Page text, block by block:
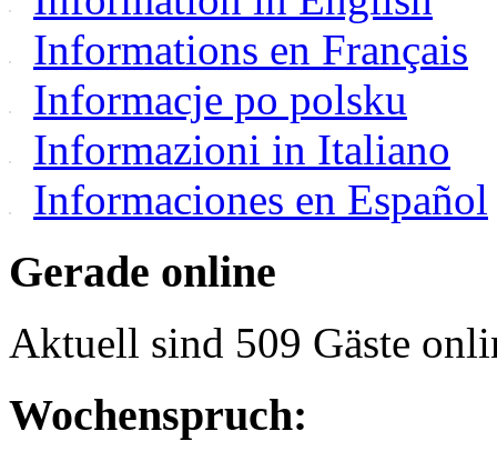
Informations en Français
Informacje po polsku
Informazioni in Italiano
Informaciones en Español
Gerade online
Aktuell sind 509 Gäste
Wochenspruch: